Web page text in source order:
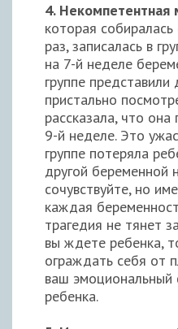
4. Некомпетентная
которая
раз, записалась в
на 7-й неделе
группе
пристально
рассказала, что
9-й неделе. Это
группе потеряла
другой беременной
сочувствуйте, но
каждая
трагедия не тянет
вы ждете ребенка,
ограждать себя от
ваш эмоциональный
ребенка.